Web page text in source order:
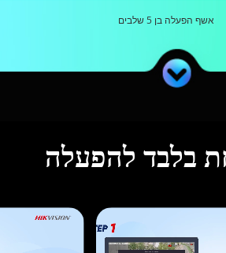
אשף הפעלה בן 5 שלבים
בלבד להפעלה